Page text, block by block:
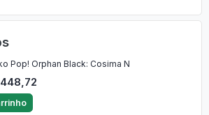
Pop! Orphan Black: Cosima N